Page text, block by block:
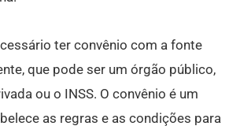
ter convênio com a fonte
que pode ser um órgão público,
ou o INSS. O convênio é um
as regras e as condições para